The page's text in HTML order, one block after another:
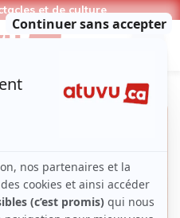
et de culture